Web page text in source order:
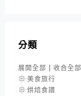
分類
展開全部 | 收合全部
美食旅行
烘焙食譜